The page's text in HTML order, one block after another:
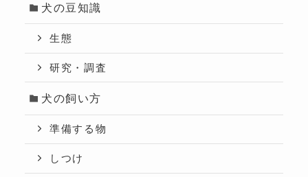
犬の豆知識
生態
研究・調査
犬の飼い方
準備する物
しつけ